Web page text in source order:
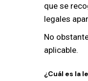
que se
legales
No
aplicable.
¿Cuál es la